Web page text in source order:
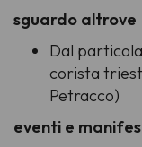
sguardo altrove
Dal
corista
Petracco)
eventi e